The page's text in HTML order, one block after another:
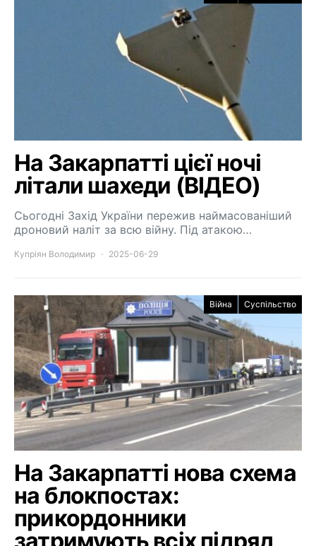
На Закарпатті цієї ночі
літали шахеди (ВІДЕО)
Сьогодні Захід України пережив наймасованіший
дроновий наліт за всю війну. Під атакою…
Купріян Володимир 2025-06-29
Війна Суспільство
На Закарпатті нова схема
на блокпостах:
прикордонники
затримують всіх підряд